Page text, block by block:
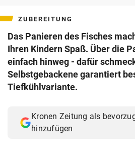
ZUBEREITUNG
Das Panieren des Fisches
Ihren Kindern Spaß. Über die
einfach hinweg - dafür
Selbstgebackene garantiert
Tiefkühlvariante.
Kronen Zeitung als
hinzufügen